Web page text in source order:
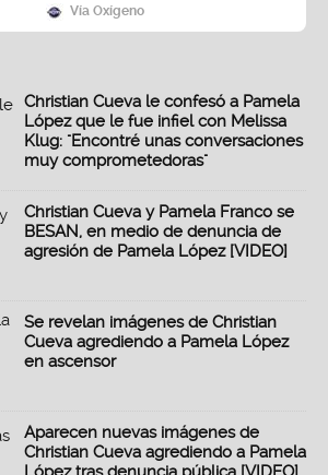
Vía Oxígeno
Christian Cueva le confesó a Pamela
López que le fue infiel con Melissa
Klug: "Encontré unas conversaciones
muy comprometedoras"
Christian Cueva y Pamela Franco se
BESAN, en medio de denuncia de
agresión de Pamela López [VIDEO]
Se revelan imágenes de Christian
Cueva agrediendo a Pamela López
en ascensor
Aparecen nuevas imágenes de
Christian Cueva agrediendo a Pamela